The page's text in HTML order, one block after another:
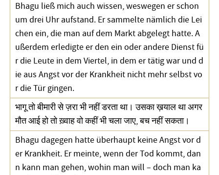
Bhagu ließ mich auch wissen, weswegen er schon
um drei Uhr aufstand. Er sammelte nämlich die Lei
chen ein, die man auf dem Markt abgelegt hatte. A
ußerdem erledigte er den ein oder andere Dienst fü
r die Leute in dem Viertel, in dem er tätig war und d
ie aus Angst vor der Krankheit nicht mehr selbst vo
r die Tür gingen.
भागू तो बीमारी से ज़रा भी नहीं डरता था। उसका ख़याल था अगर
मौत आई हो तो ख़्वाह वो कहीं भी चला जाए, बच नहीं सकता।
Bhagu dagegen hatte überhaupt keine Angst vor d
er Krankheit. Er meinte, wenn der Tod kommt, dan
n kann man gehen, wohin man will – doch man ka